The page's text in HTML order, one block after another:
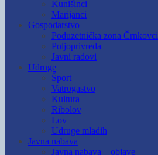
Kunišinci
Marijanci
Gospodarstvo
Poduzetnička zona Črnkovci
Poljoprivreda
Javni radovi
Udruge
Šport
Vatrogastvo
Kultura
Ribolov
Lov
Udruge mladih
Javna nabava
Javna nabava – objave